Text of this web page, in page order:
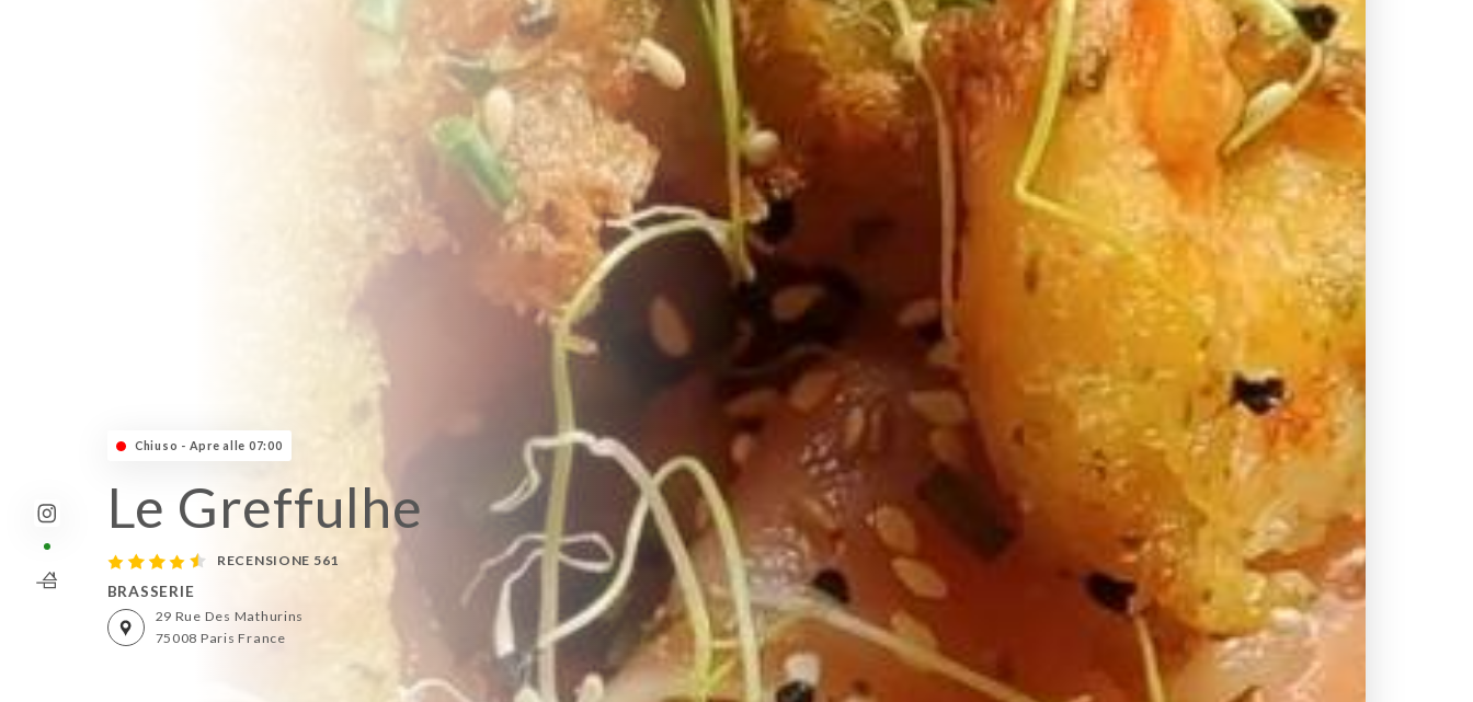
Chiuso - Apre alle 07:00
Le Greffulhe
RECENSIONE 561
BRASSERIE
29 Rue Des Mathurins
75008 Paris France